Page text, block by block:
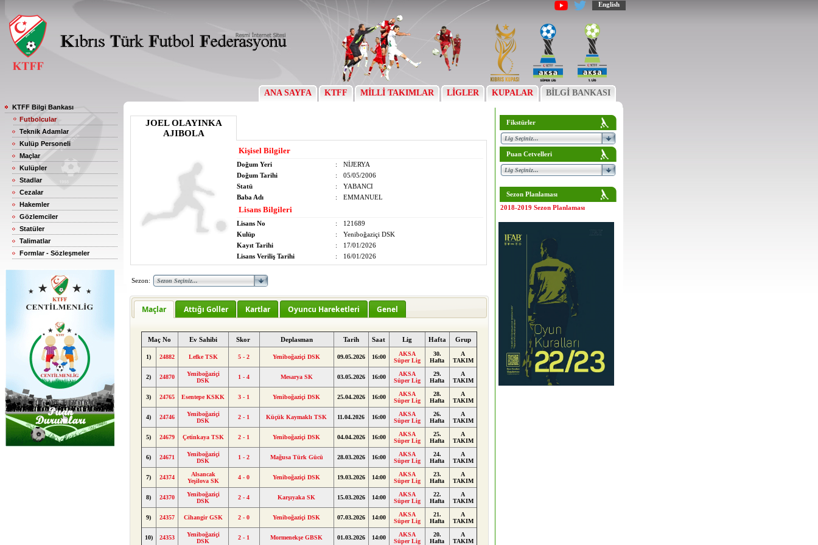
English
ANA SAYFA KTFF MİLLİ TAKIMLAR LİGLER KUPALAR BİLGİ BANKASI
KTFF Bilgi Bankası
Futbolcular
Teknik Adamlar
Kulüp Personeli
Maçlar
Kulüpler
Stadlar
Cezalar
Hakemler
Gözlemciler
Statüler
Talimatlar
Formlar - Sözleşmeler
JOEL OLAYINKA
AJIBOLA
Kişisel Bilgiler
Doğum Yeri :
NİJERYA
Doğum Tarihi
:
05/05/2006
Statü
:
YABANCI
Baba Adı
: EMMANUEL
Lisans Bilgileri
Lisans No :
121689
Kulüp
:
Yeniboğaziçi DSK
Kayıt Tarihi
:
17/01/2026
Lisans Veriliş Tarihi
: 16/01/2026
Sezon:
Maçlar Attığı Goller Kartlar Oyuncu Hareketleri Genel
Maç No Ev Sahibi Skor Deplasman Tarih Saat Lig Hafta Grup
1) 24882 Lefke TSK 5 - 2 Yeniboğaziçi DSK 09.05.2026 16:00
AKSA
Süper Lig
30.
Hafta
A
TAKIM
2) 24870
Yeniboğaziçi
DSK
1 - 4 Mesarya SK 03.05.2026 16:00
AKSA
Süper Lig
29.
Hafta
A
TAKIM
3) 24765 Esentepe KSKK 3 - 1 Yeniboğaziçi DSK 25.04.2026 16:00
AKSA
Süper Lig
28.
Hafta
A
TAKIM
4) 24746
Yeniboğaziçi
DSK
2 - 1 Küçük Kaymaklı TSK 11.04.2026 16:00
AKSA
Süper Lig
26.
Hafta
A
TAKIM
5) 24679 Çetinkaya TSK 2 - 1 Yeniboğaziçi DSK 04.04.2026 16:00
AKSA
Süper Lig
25.
Hafta
A
TAKIM
6) 24671
Yeniboğaziçi
DSK
1 - 2 Mağusa Türk Gücü 28.03.2026 16:00
AKSA
Süper Lig
24.
Hafta
A
TAKIM
7) 24374
Alsancak
Yeşilova SK
4 - 0 Yeniboğaziçi DSK 19.03.2026 14:00
AKSA
Süper Lig
23.
Hafta
A
TAKIM
8) 24370
Yeniboğaziçi
DSK
2 - 4 Karşıyaka SK 15.03.2026 14:00
AKSA
Süper Lig
22.
Hafta
A
TAKIM
9) 24357 Cihangir GSK 2 - 0 Yeniboğaziçi DSK 07.03.2026 14:00
AKSA
Süper Lig
21.
Hafta
A
TAKIM
10) 24353
Yeniboğaziçi
DSK
2 - 1 Mormenekşe GBSK 01.03.2026 14:00
AKSA
Süper Lig
20.
Hafta
A
TAKIM
Fikstürler
Puan Cetvelleri
Sezon Planlaması
2018-2019 Sezon Planlaması